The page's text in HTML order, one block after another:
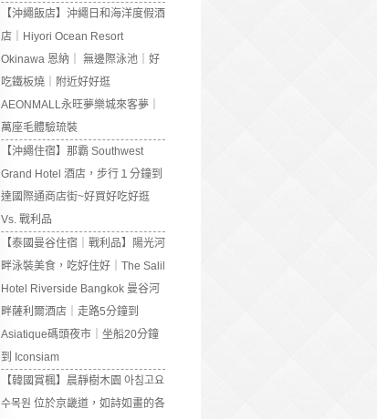
【沖繩飯店】沖繩日和海洋度假酒
店｜Hiyori Ocean Resort
Okinawa 恩納｜ 無邊際泳池｜好
吃鐵板燒｜附近好好逛
AEONMALL永旺夢樂城來客夢｜
萬座毛體驗琉裝
【沖繩住宿】那霸 Southwest
Grand Hotel 酒店，步行１分鐘到
達國際通商店街~好買好吃好逛
Vs. 戰利品
【泰國曼谷住宿｜戰利品】陽光河
畔泳裝美食，吃好住好｜The Salil
Hotel Riverside Bangkok 曼谷河
畔薩利爾酒店｜走路5分鐘到
Asiatique碼頭夜市｜坐船20分鐘
到 Iconsiam
【韓國賞楓】晨靜樹木園 아침고요
수목원 位於京畿道，如詩如畫的各